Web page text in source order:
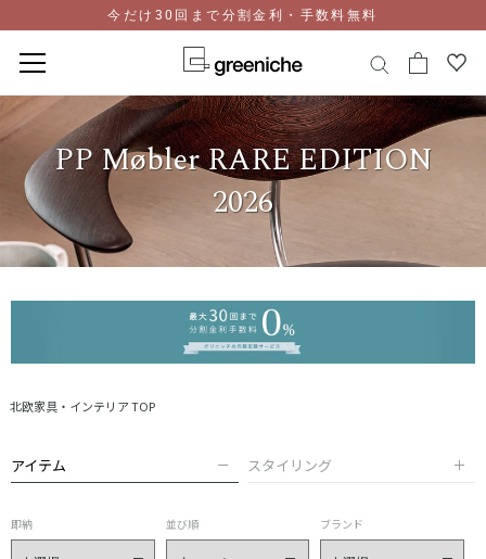
ン
ス
キ
今だけ30回まで分割金利・手数料無料
PP Møbler RARE EDITION
2026
北欧家具・インテリア TOP
アイテム スタイリング
即納 並び順 ブランド